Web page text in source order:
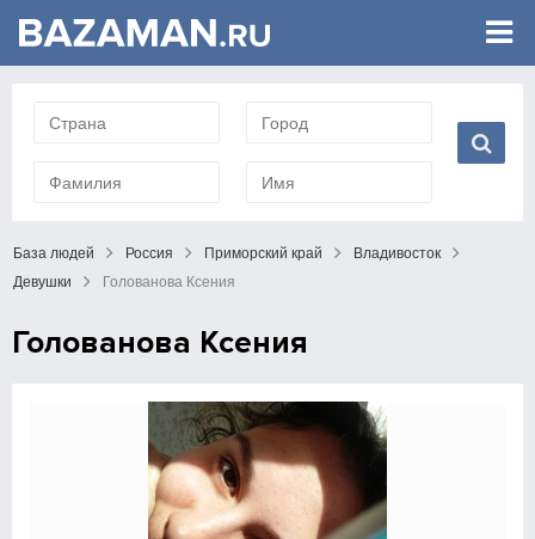
База людей Россия Приморский край
Владивосток
Девушки
Голованова Ксения
Голованова Ксения